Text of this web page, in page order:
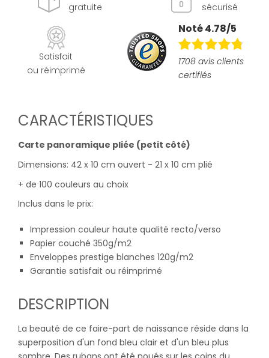
gratuite
sécurisé
Satisfait
ou réimprimé
Noté 4.78/5
1708 avis clients
certifiés
CARACTÉRISTIQUES
Carte panoramique pliée (petit côté)
Dimensions: 42 x 10 cm ouvert - 21 x 10 cm plié
+ de 100 couleurs au choix
Inclus dans le prix:
Impression couleur haute qualité recto/verso
Papier couché 350g/m2
Enveloppes prestige blanches 120g/m2
Garantie satisfait ou réimprimé
DESCRIPTION
La beauté de ce faire-part de naissance réside dans la
superposition d'un fond bleu clair et d'un bleu plus